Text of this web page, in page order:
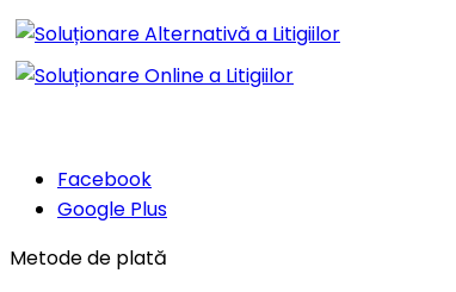
Facebook
Google Plus
Metode de plată